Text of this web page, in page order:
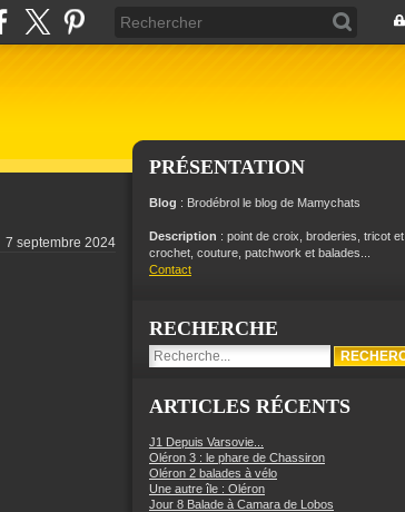
7 septembre 2024
PRÉSENTATION
Blog : Brodébrol le blog de Mamychats
Description : point de croix, broderies, tricot et
crochet, couture, patchwork et balades...
Contact
RECHERCHE
ARTICLES RÉCENTS
J1 Depuis Varsovie...
Oléron 3 : le phare de Chassiron
Oléron 2 balades à vélo
Une autre île : Oléron
Jour 8 Balade à Camara de Lobos